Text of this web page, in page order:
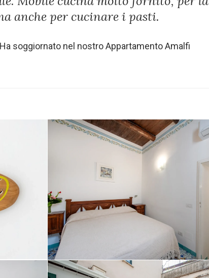
anche per cucinare i pasti.
soggiornato nel nostro Appartamento Amalfi